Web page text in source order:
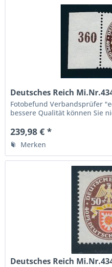
Deutsches Reich
BPP
Fotobefund Verbandsprüfer
bessere Qualität können Sie
239,98 € *
Merken
Deutsches Reich